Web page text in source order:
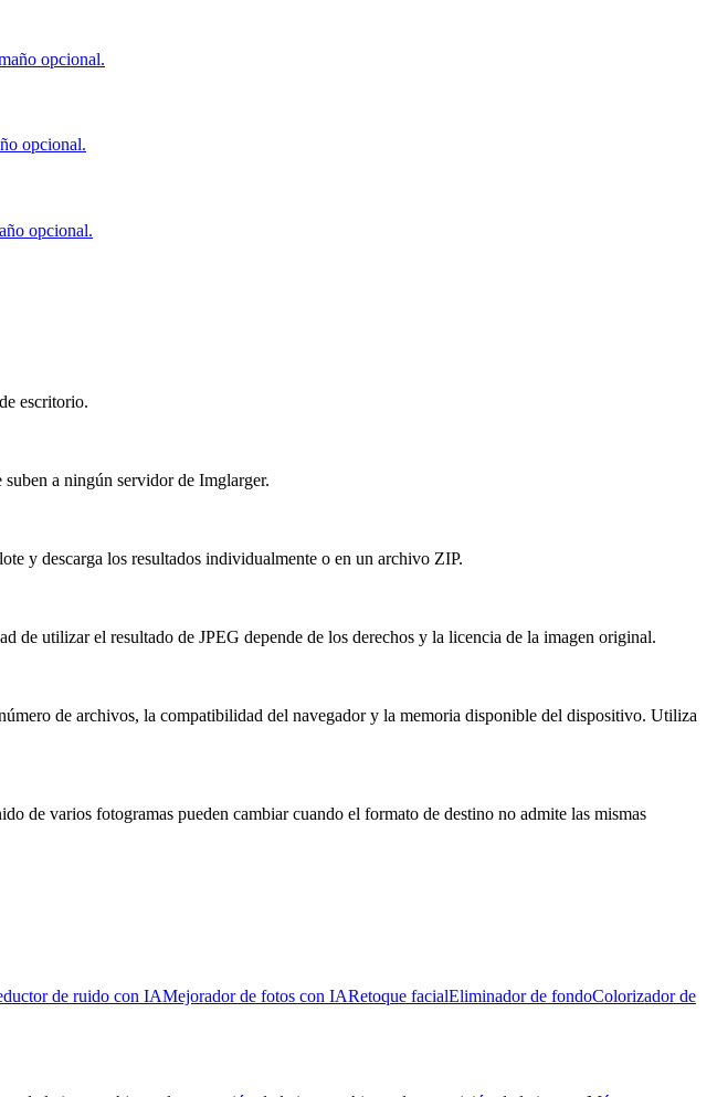
opcional.
opcional.
opcional.
escritorio.
a ningún servidor de Imglarger.
y descarga los resultados individualmente o en un archivo ZIP.
utilizar el resultado de JPEG depende de los derechos y la licencia de la imagen original.
de archivos, la compatibilidad del navegador y la memoria disponible del dispositivo. Utiliza
de varios fotogramas pueden cambiar cuando el formato de destino no admite las mismas
de ruido con IAMejorador de fotos con IARetoque facialEliminador de fondoColorizador de